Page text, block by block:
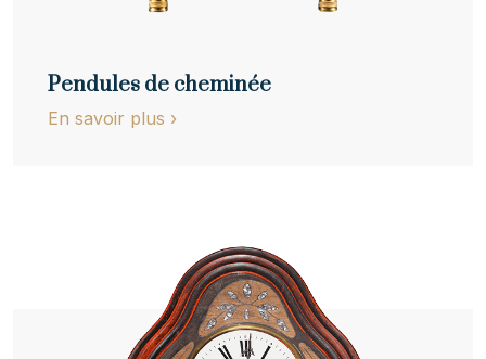
Pendules de cheminée
En savoir plus ›